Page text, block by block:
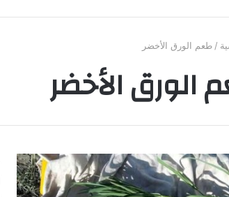
/ طعم الورق الأخضر
الورق الأخضر